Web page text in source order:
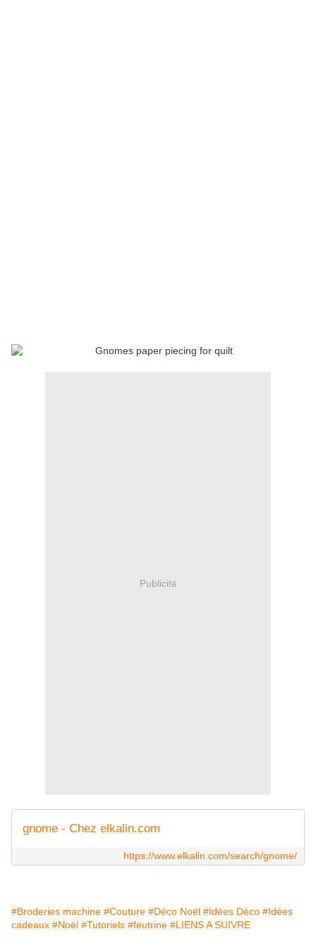
Publicité
gnome - Chez elkalin.com
https://www.elkalin.com/search/gnome/
#Broderies machine #Couture #Déco Noël #Idées Déco #Idées
cadeaux #Noël #Tutoriels #feutrine #LIENS A SUIVRE